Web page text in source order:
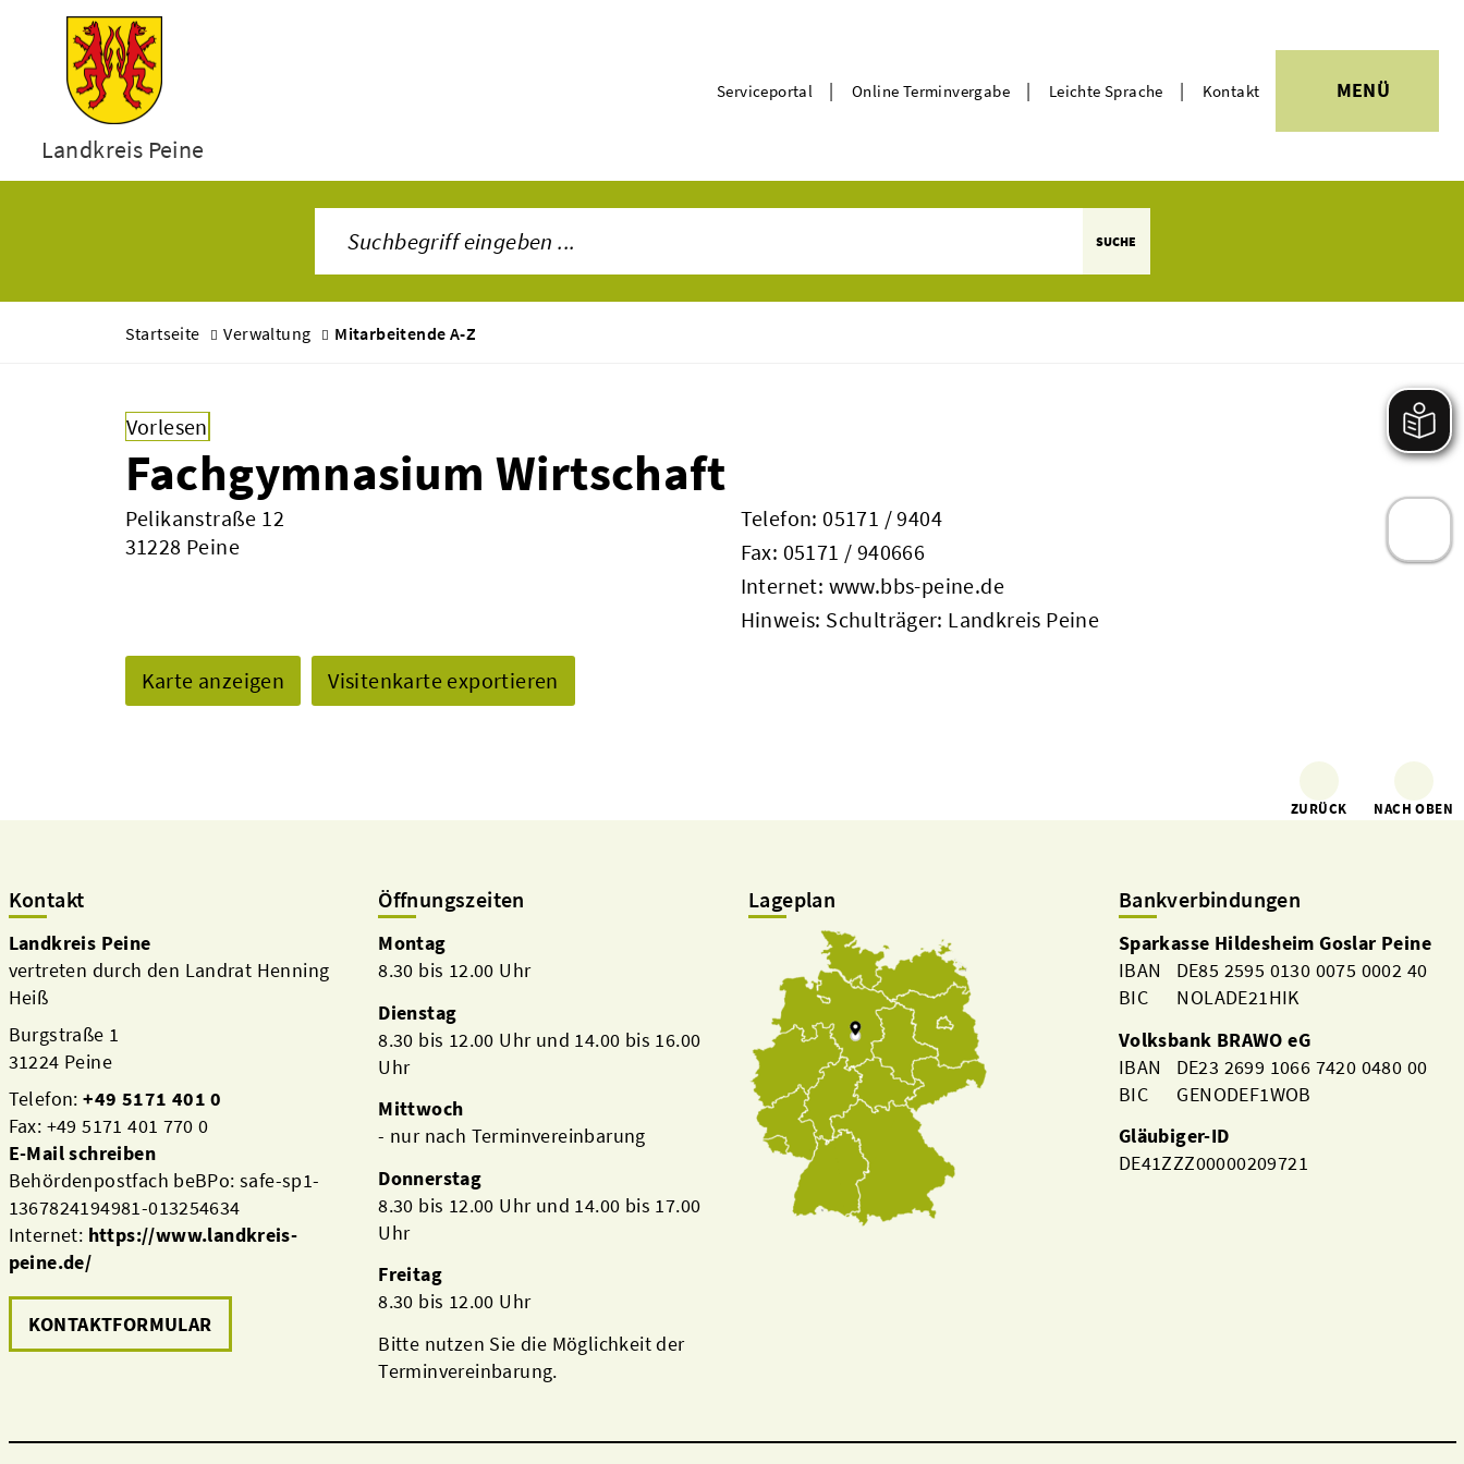
Landkreis Peine
Serviceportal | Online Terminvergabe | Leichte Sprache | Kontakt MENÜ
SUCHE
Startseite Verwaltung Mitarbeitende A-Z
Vorlesen
Fachgymnasium Wirtschaft
Pelikanstraße 12
31228 Peine
Telefon:05171 / 9404
Fax: 05171 / 940666
Internet: www.bbs-peine.de
Hinweis: Schulträger: Landkreis Peine
Karte anzeigen Visitenkarte exportieren
ZURÜCK NACH OBEN
Kontakt
Landkreis Peine
vertreten durch den Landrat Henning
Heiß
Burgstraße 1
31224 Peine
Telefon:+49 5171 401 0
Fax: +49 5171 401 770 0
E-Mail schreiben
Behördenpostfach beBPo: safe-sp1-
1367824194981-013254634
Internet: https://www.landkreis-
peine.de/
KONTAKTFORMULAR
Öffnungszeiten
Montag
8.30 bis 12.00 Uhr
Dienstag
8.30 bis 12.00 Uhr und 14.00 bis 16.00
Uhr
Mittwoch
- nur nach Terminvereinbarung
Donnerstag
8.30 bis 12.00 Uhr und 14.00 bis 17.00
Uhr
Freitag
8.30 bis 12.00 Uhr
Bitte nutzen Sie die Möglichkeit der
Terminvereinbarung.
Lageplan Bankverbindungen
Sparkasse Hildesheim Goslar Peine
IBAN DE85 2595 0130 0075 0002 40
BIC NOLADE21HIK
Volksbank BRAWO eG
IBAN DE23 2699 1066 7420 0480 00
BIC GENODEF1WOB
Gläubiger-ID
DE41ZZZ00000209721